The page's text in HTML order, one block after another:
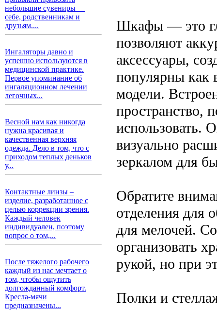
небольшие сувениры —
себе, родственникам и
друзьям....
Ингаляторы давно и
успешно используются в
медицинской практике.
Первое упоминание об
ингаляционном лечении
легочных...
Весной нам как никогда
нужна красивая и
качественная верхняя
одежда. Дело в том, что с
приходом теплых деньков
у...
Контактные линзы –
изделие, разработанное с
целью коррекции зрения.
Каждый человек
индивидуален, поэтому
вопрос о том,...
После тяжелого рабочего
каждый из нас мечтает о
том, чтобы ощутить
долгожданный комфорт.
Кресла-мячи
предназначены...
Шкафы — это
позволяют
аксессуары,
популярны как
модели.
пространство,
использовать.
визуально
зеркалом для
Обратите
отделения для
для мелочей.
организовать
рукой, но при
Полки и